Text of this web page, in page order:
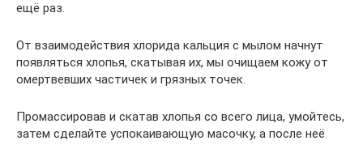
ещё раз.
От взаимодействия хлорида кальция с мылом начнут
появляться хлопья, скатывая их, мы очищаем кожу от
омертвевших частичек и грязных точек.
Промассировав и скатав хлопья со всего лица, умойтесь,
затем сделайте успокаивающую масочку, а после неё